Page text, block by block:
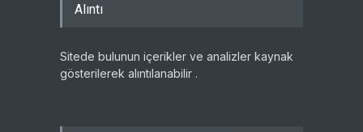
Alıntı
Sitede bulunun içerikler ve analizler kaynak
gösterilerek alıntılanabilir .